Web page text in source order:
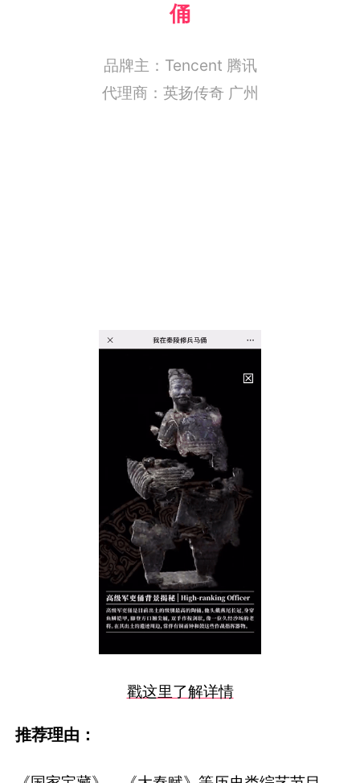
俑
品牌主： Tencent 腾讯
代理商： 英扬传奇 广州